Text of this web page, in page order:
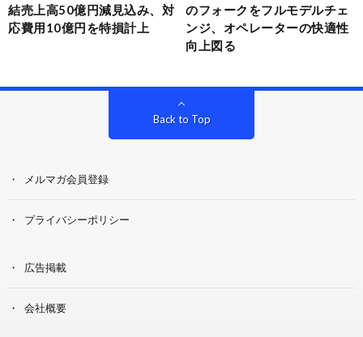
結売上高50億円減見込み、対
応費用10億円を特損計上
のフォークをフルモデルチェ
ンジ、オペレーターの快適性
向上図る
Back to Top
メルマガ会員登録
プライバシーポリシー
広告掲載
会社概要